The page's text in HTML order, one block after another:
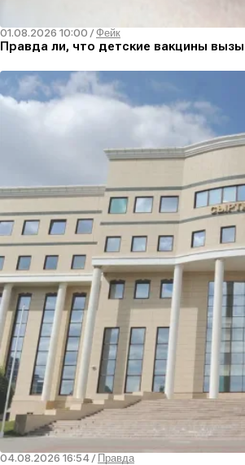
01.08.2026 10:00 /Фейк
Правда ли, что детские вакцины
04.08.2026 16:54 / Правда